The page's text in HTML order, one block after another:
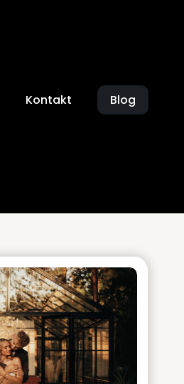
Kontakt Blog